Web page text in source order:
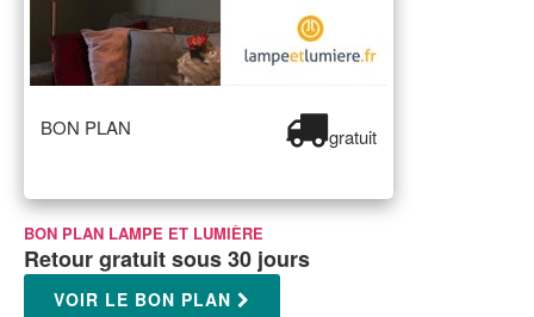
BON PLAN gratuit
BON PLAN LAMPE ET LUMIÈRE
Retour gratuit sous 30 jours
VOIR LE BON PLAN